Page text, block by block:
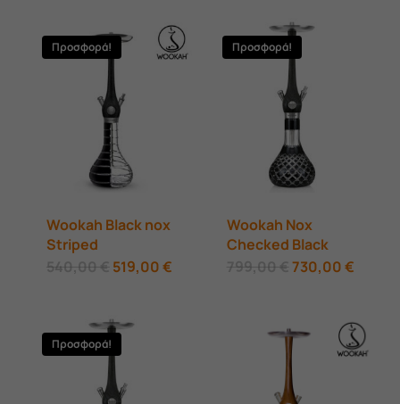
Προσφορά!
Wookah Black nox
Striped
540,00€ Original
price
519,00€Η
Προσφορά!
Wookah Nox
Checked Black
799,00€ Original
price
730,00€Η
Προσφορά!